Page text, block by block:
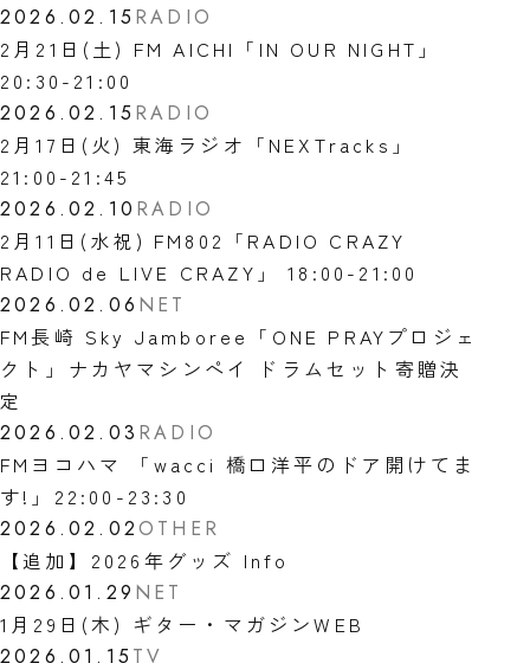
2026.02.15 RADIO
2月21日(土) FM AICHI「IN OUR NIGHT」
20:30-21:00
2026.02.15 RADIO
2月17日(火) 東海ラジオ「NEXTracks」
21:00-21:45
2026.02.10 RADIO
2月11日(水祝) FM802「RADIO CRAZY
RADIO de LIVE CRAZY」 18:00-21:00
2026.02.06 NET
FM長崎 Sky Jamboree「ONE PRAYプロジェ
クト」ナカヤマシンペイ ドラムセット寄贈決
定
2026.02.03 RADIO
FMヨコハマ 「wacci 橋口洋平のドア開けてま
す!」22:00-23:30
2026.02.02OTHER
【追加】2026年グッズ Info
2026.01.29 NET
1月29日(木) ギター・マガジンWEB
2026.01.15 TV